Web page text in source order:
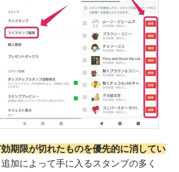
期限が切れたものを優先的に消してい
加によって手に入るスタンプの多く